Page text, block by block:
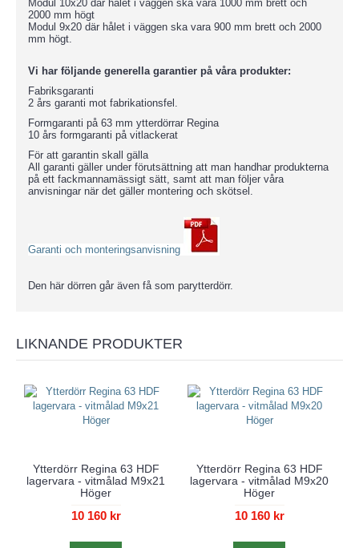
Modul 10x20 där hålet i väggen ska vara 1000 mm brett och
2000 mm högt
Modul 9x20 där hålet i väggen ska vara 900 mm brett och 2000
mm högt.
Vi har följande generella garantier på våra produkter:
Fabriksgaranti
2 års garanti mot fabrikationsfel.
Formgaranti på 63 mm ytterdörrar Regina
10 års formgaranti på vitlackerat
För att garantin skall gälla
All garanti gäller under förutsättning att man handhar produkterna
på ett fackmannamässigt sätt, samt att man följer våra
anvisningar när det gäller montering och skötsel.
Garanti och monteringsanvisning
Den här dörren går även få som parytterdörr.
LIKNANDE PRODUKTER
Ytterdörr Regina 63 HDF
lagervara - vitmålad M9x21
Höger
10 160 kr
Ytterdörr Regina 63 HDF
lagervara - vitmålad M9x20
Höger
10 160 kr